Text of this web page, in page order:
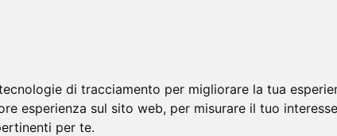
di tracciamento per migliorare la tua
esperienza sul sito web, per misurare il tuo
per te.